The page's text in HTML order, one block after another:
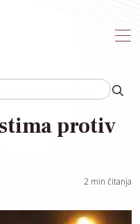
protiv
2 min čitanja